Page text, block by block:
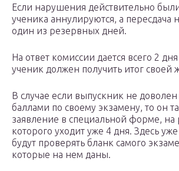
Если нарушения действительно
ученика аннулируются, а пересдача
один из резервных дней.
На ответ комиссии дается всего 2 дня
ученик должен получить итог своей
В случае если выпускник не
баллами по своему экзамену, то он
заявление в специальной форме, на
которого уходит уже 4 дня. Здесь
будут проверять бланк самого
которые на нем даны.